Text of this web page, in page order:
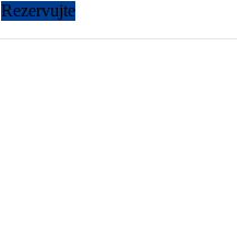
Rezervujte